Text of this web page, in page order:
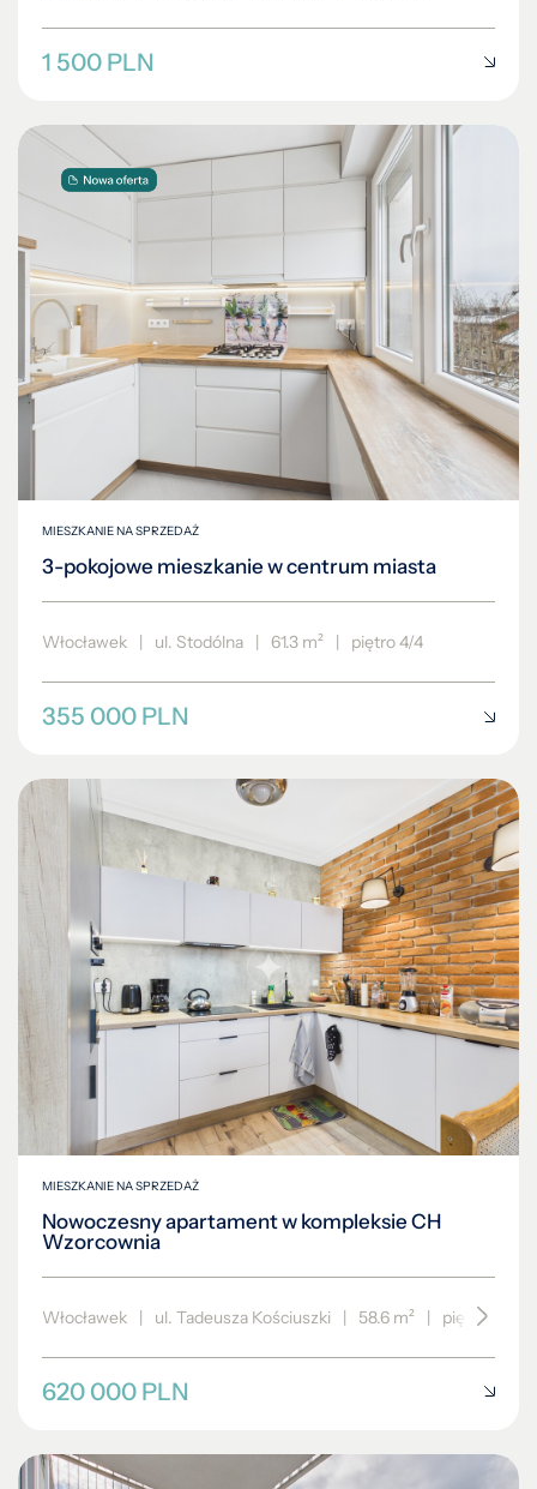
1 500 PLN
MIESZKANIE NA SPRZEDAŻ
3-pokojowe mieszkanie w centrum miasta
Włocławek ul. Stodólna 61.3 m² piętro 4/4
355 000 PLN
MIESZKANIE NA SPRZEDAŻ
Nowoczesny apartament w kompleksie CH
Wzorcownia
Włocławek | ul. Tadeusza Kościuszki | 58.6 m² | piętro 3/3
620 000 PLN